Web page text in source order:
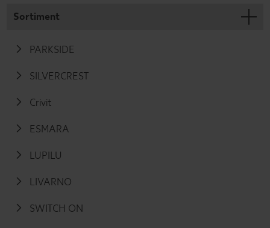
Sortiment
PARKSIDE
SILVERCREST
Crivit
ESMARA
LUPILU
LIVARNO
SWITCH ON